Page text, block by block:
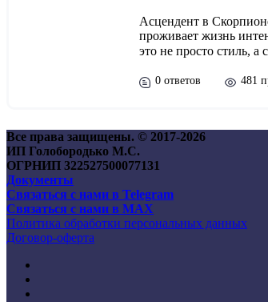
Асцендент в
проживает жизнь
это не просто стиль, а
0 ответов 481
Все права защищены. © 2017-2026
ИП Голобородько М.С.
ОГРНИП 322527500077131
Документы
Связаться с нами в Telegram
Связаться с нами в MAX
Политика обработки персональных данных
Договор-оферта